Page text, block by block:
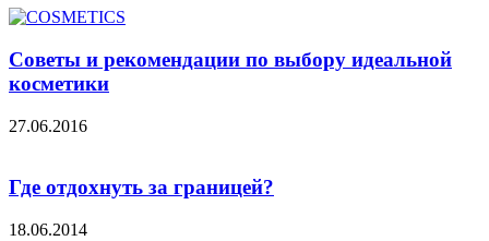
Советы и рекомендации по выбору идеальной
косметики
27.06.2016
Где отдохнуть за границей?
18.06.2014